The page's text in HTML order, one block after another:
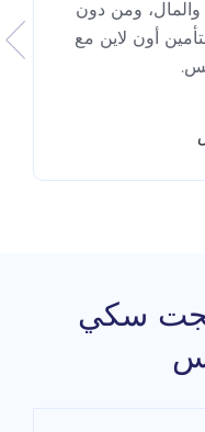
ومن دون
أون لاين مع
سكي